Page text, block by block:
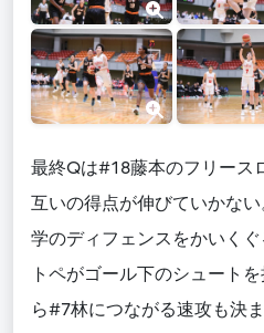
最終Qは#18藤本のフリース
互いの得点が伸びていかな
学のディフェンスをかいく
トペがゴール下のシュート
ら#7林につながる速攻も決